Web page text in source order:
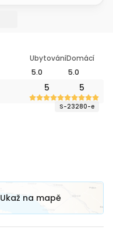
Ubytování
5.0
Domácí
5.0
5 5
S-23280-e
Ukaž na mapě